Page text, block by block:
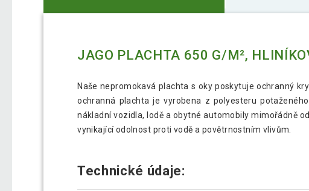
JAGO PLACHTA 650 G/M²,
Naše nepromokavá plachta s oky poskytuje ochranný
ochranná plachta je vyrobena z polyesteru
nákladní vozidla, lodě a obytné automobily mimořádně
vynikající odolnost proti vodě a povětrnostním vlivům.
Technické údaje: